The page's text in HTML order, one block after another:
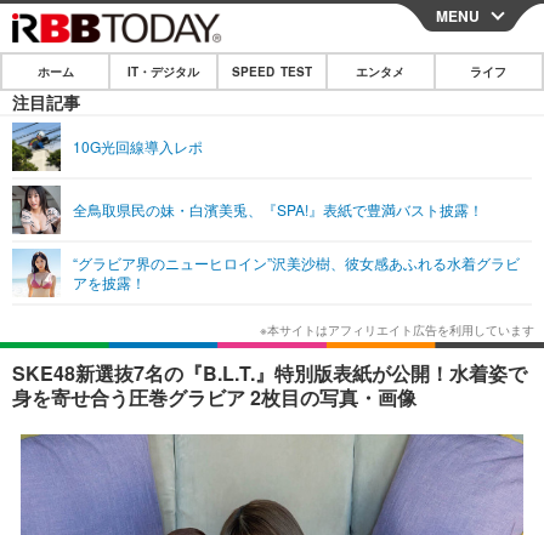
CLOSE
ホーム
IT・デジタル
ショッピング その他
SPEED TEST
エンタメ
エンタメTOP
韓国・芸能
音楽 スポーツ
ショッピング その他
ライフ
ライフTOP グルメ
ペット ショッピング
その他
リリース一覧
プッシュ通知の停止方法
MENU
ホーム IT・デジタル SPEED TEST エンタメ ライフ
注目記事
10G光回線導入レポ
全鳥取県民の妹・白濱美兎、『SPA!』表紙で豊満バスト披露！
“グラビア界のニューヒロイン”沢美沙樹、彼女感あふれる水着グラビ
アを披露！
SKE48新選抜7名の『B.L.T.』特別版表紙が公開！水着姿で
身を寄せ合う圧巻グラビア 2枚目の写真・画像